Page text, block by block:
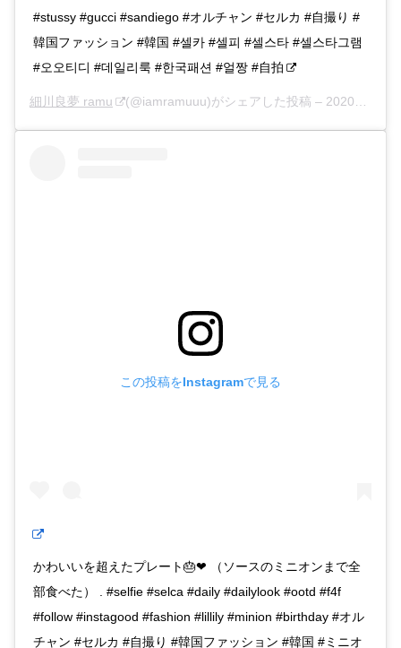
#stussy #gucci #sandiego #オルチャン #セルカ #自撮り #
韓国ファッション #韓国 #셀카 #셀피 #셀스타 #셀스타그램
#오오티디 #데일리룩 #한국패션 #얼짱 #自拍
細川良夢 ramu (@iamramuuu)がシェアした投稿 – 2020年 2月月2日午前8時06分PST
この投稿をInstagramで見る
かわいいを超えたプレート🎂❤︎ （ソースのミニオンまで全
部食べた） . #selfie #selca #daily #dailylook #ootd #f4f
#follow #instagood #fashion #lillily #minion #birthday #オル
チャン #セルカ #自撮り #韓国ファッション #韓国 #ミニオ